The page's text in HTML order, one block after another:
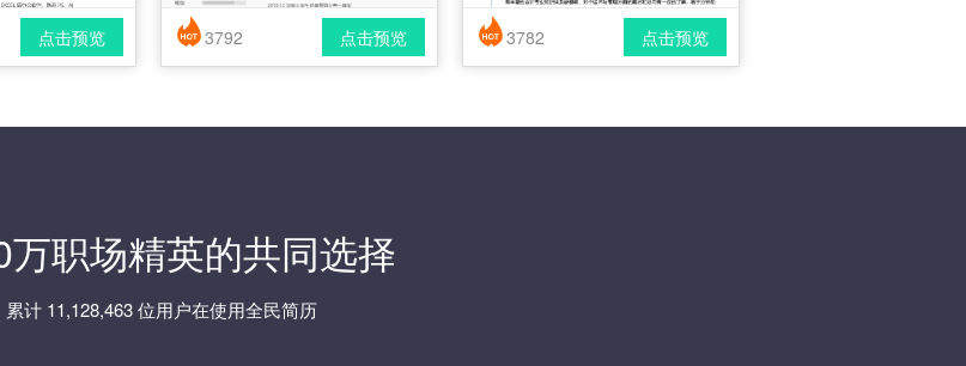
洁 / 应届生
点击预览
简历风格： 时尚 / 简洁 / 应届生
点击预览
3792
简历风格： 时尚 / 简洁 / 应届生
点击预览
3782
万职场精英的共同选择
累计 11,128,463 位用户在使用全民简历